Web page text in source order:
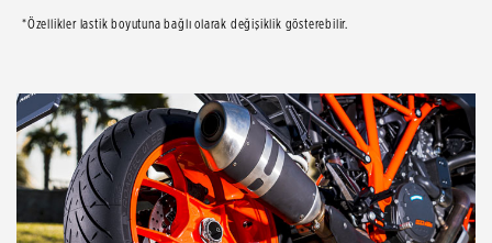
*Özellikler lastik boyutuna bağlı olarak değişiklik gösterebilir.